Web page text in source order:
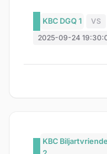
KBC DGQ 1 VS
2025-09-24
KBC